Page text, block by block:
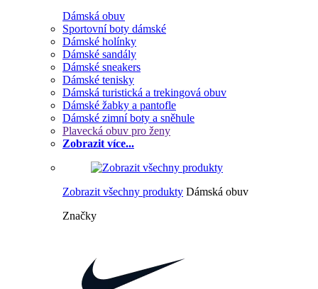
Dámská obuv
Sportovní boty dámské
Dámské holínky
Dámské sandály
Dámské sneakers
Dámské tenisky
Dámská turistická a trekingová obuv
Dámské žabky a pantofle
Dámské zimní boty a sněhule
Plavecká obuv pro ženy
Zobrazit více...
Zobrazit všechny produkty Dámská obuv
Značky